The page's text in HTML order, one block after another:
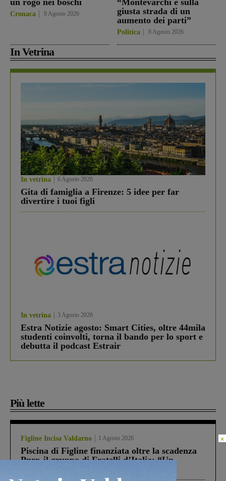
un rogo nei boschi
Cronaca 8 Agosto 2026
“Montevarchi è sulla
giusta strada di un
aumento dei parti”
Politica 8 Agosto 2026
In Vetrina
In vetrina 6 Agosto 2026
Gita di famiglia a Firenze: 5 idee per far
divertire i tuoi figli
In vetrina 3 Agosto 2026
Estra Notizie agosto: Smart Cities, oltre 44mila
studenti coinvolti, torna il bando per lo sport e
debutta il podcast Estrair
Più lette
Figline Incisa Valdarno 1 Agosto 2026
Piscina di Figline finanziata oltre la scadenza
Pnrr, il gruppo di Fratelli d’Italia: “Un
×